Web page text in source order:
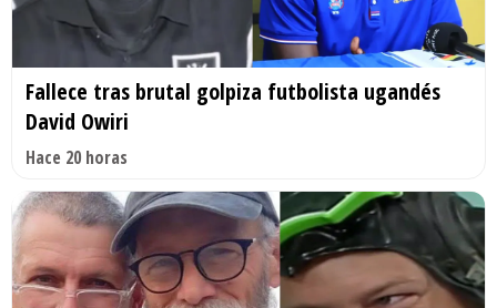
Fallece tras brutal golpiza futbolista ugandés
David Owiri
Hace 20 horas